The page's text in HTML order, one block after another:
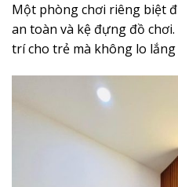
Một phòng chơi riêng biệt
an toàn và kệ đựng đồ
trí cho trẻ mà không lo